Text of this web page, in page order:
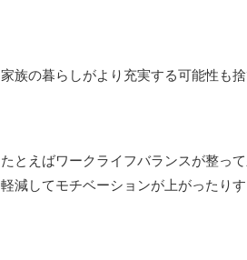
家族の暮らしがより充実する可能性も捨
たとえばワークライフバランスが整っ
軽減してモチベーションが上がったりす